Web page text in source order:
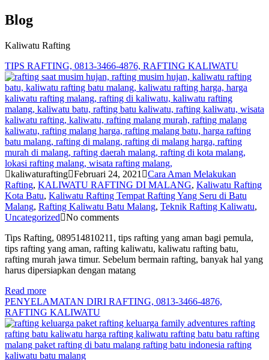
Blog
Kaliwatu Rafting
TIPS RAFTING, 0813-3466-4876, RAFTING KALIWATU
kaliwaturafting Februari 24, 2021
Cara Aman Melakukan
Rafting, KALIWATU RAFTING DI MALANG, Kaliwatu Rafting
Kota Batu, Kaliwatu Rafting Tempat Rafting Yang Seru di Batu
Malang, Rafting Kaliwatu Batu Malang, Teknik Rafting Kaliwatu,
Uncategorized
No comments
Tips Rafting, 089514810211, tips rafting yang aman bagi pemula,
tips rafting yang aman, rafting kaliwatu, kaliwatu rafting batu,
rafting murah jawa timur. Sebelum bermain rafting, banyak hal yang
harus dipersiapkan dengan matang
Read more
PENYELAMATAN DIRI RAFTING, 0813-3466-4876,
RAFTING KALIWATU